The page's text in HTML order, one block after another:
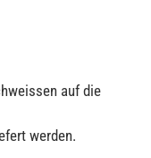
auf die
werden.